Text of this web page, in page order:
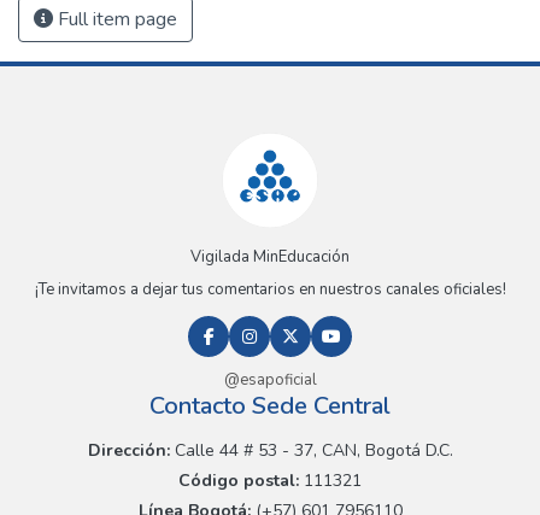
Full item page
Vigilada MinEducación
¡Te invitamos a dejar tus comentarios en nuestros canales oficiales!
@esapoficial
Contacto Sede Central
Dirección:Calle 44 # 53 - 37, CAN, Bogotá D.C.
Código postal: 111321